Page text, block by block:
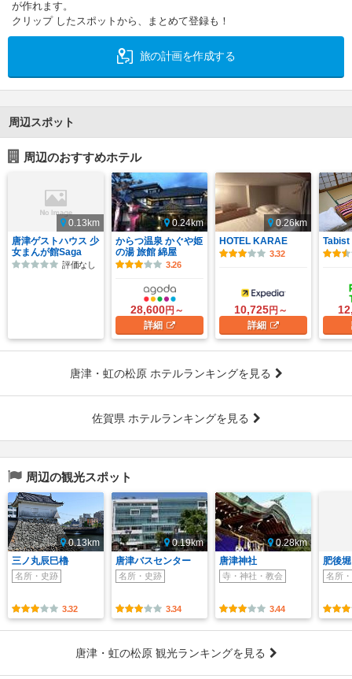
が作れます。
クリップ したスポットから、まとめて登録も！
旅の計画を作成する
周辺スポット
周辺のおすすめホテル
0.13km
唐津ゲストハウス 少
女まんが館Saga
評価なし
0.24km
からつ温泉 かぐや姫
の湯 旅館 綿屋
3.26
28,600円～
詳細
0.26km
HOTEL KARAE
3.32
10,725円～
詳細
Tabist
唐津・虹の松原 ホテルランキングを見る
佐賀県 ホテルランキングを見る
周辺の観光スポット
0.13km
三ノ丸辰巳櫓
名所・史跡
3.32
0.19km
唐津バスセンター
名所・史跡
3.34
0.28km
唐津神社
寺・神社・教会
3.44
肥後堀
名所
唐津・虹の松原 観光ランキングを見る